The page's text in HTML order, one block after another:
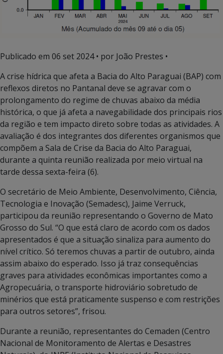
Publicado em 06 set 2024• por João Prestes •
A crise hídrica que afeta a Bacia do Alto Paraguai (BAP) com
reflexos diretos no Pantanal deve se agravar com o
prolongamento do regime de chuvas abaixo da média
histórica, o que já afeta a navegabilidade dos principais rios
da região e tem impacto direto sobre todas as atividades. A
avaliação é dos integrantes dos diferentes organismos que
compõem a Sala de Crise da Bacia do Alto Paraguai,
durante a quinta reunião realizada por meio virtual na
tarde dessa sexta-feira (6).
O secretário de Meio Ambiente, Desenvolvimento, Ciência,
Tecnologia e Inovação (Semadesc), Jaime Verruck,
participou da reunião representando o Governo de Mato
Grosso do Sul. “O que está claro de acordo com os dados
apresentados é que a situação sinaliza para aumento do
nível crítico. Só teremos chuvas a partir de outubro, ainda
assim abaixo do esperado. Isso já traz consequências
graves para atividades econômicas importantes como a
Agropecuária, o transporte hidroviário sobretudo de
minérios que está praticamente suspenso e com restrições
para outros setores”, frisou.
Durante a reunião, representantes do Cemaden (Centro
Nacional de Monitoramento de Alertas e Desastres